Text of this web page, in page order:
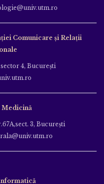
Comunicare și Relații
4, Bucureşti
Medicină
3, Bucureşti